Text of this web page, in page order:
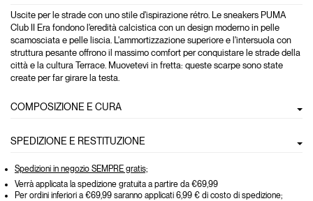
Uscite per le strade con uno stile d'ispirazione rétro. Le sneakers PUMA
Club II Era fondono l'eredità calcistica con un design moderno in pelle
scamosciata e pelle liscia. L'ammortizzazione superiore e l'intersuola con
struttura pesante offrono il massimo comfort per conquistare le strade della
città e la cultura Terrace. Muovetevi in fretta: queste scarpe sono state
create per far girare la testa.
COMPOSIZIONE E CURA
SPEDIZIONE E RESTITUZIONE
Spedizioni in negozio SEMPRE gratis;
Verrà applicata la spedizione gratuita a partire da €69,99
Per ordini inferiori a €69,99 saranno applicati 6,99 € di costo di spedizione;